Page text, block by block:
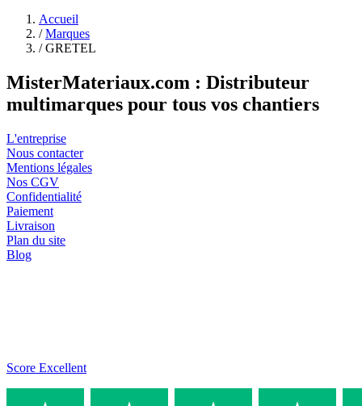
Accueil
/ Marques
/ GRETEL
MisterMateriaux.com : Distributeur
multimarques pour tous vos chantiers
L'entreprise
Nous contacter
Mentions légales
Nos CGV
Confidentialité
Paiement
Livraison
Plan du site
Blog
Score Excellent